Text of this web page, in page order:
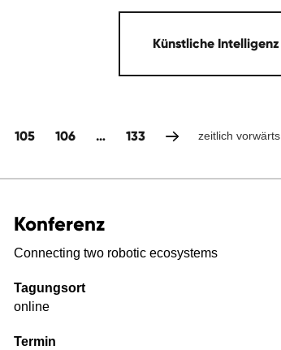
Künstliche Intelligenz
105 106 … 133 zeitlich vorwärts
Konferenz
Connecting two robotic ecosystems
Tagungsort
online
Termin